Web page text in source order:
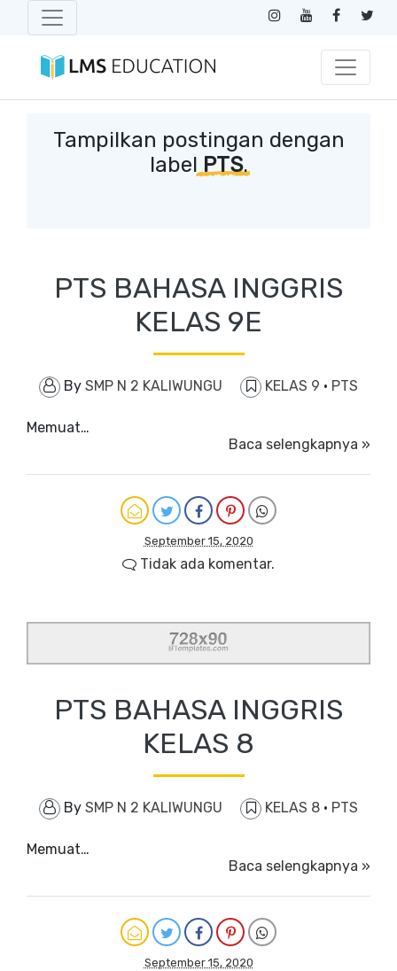
Tampilkan postingan dengan
labelPTS.
PTS BAHASA INGGRIS
KELAS 9E
By SMP N 2 KALIWUNGU KELAS 9 · PTS
Memuat…
Baca selengkapnya »
September 15, 2020
Tidak ada komentar.
PTS BAHASA INGGRIS
KELAS 8
By SMP N 2 KALIWUNGU KELAS 8 · PTS
Memuat…
Baca selengkapnya »
September 15, 2020